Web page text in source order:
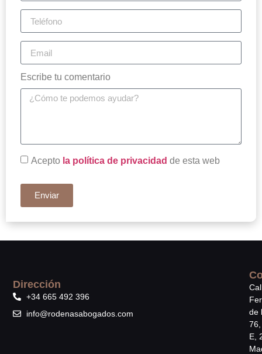
Escribe tu comentario
Acepto la política de privacidad de esta web
Enviar
de
E,
Dirección
+34 665 492 396
info@rodenasabogados.com